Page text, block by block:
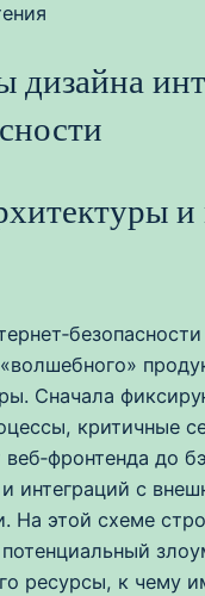
дизайна
Сначала
критичные
до
интеграций с
На этой схеме
потенциальный
ресурсы, к чему